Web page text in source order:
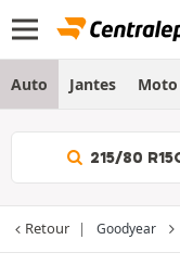
Auto Jantes Moto
215/80
Retour Goodyear